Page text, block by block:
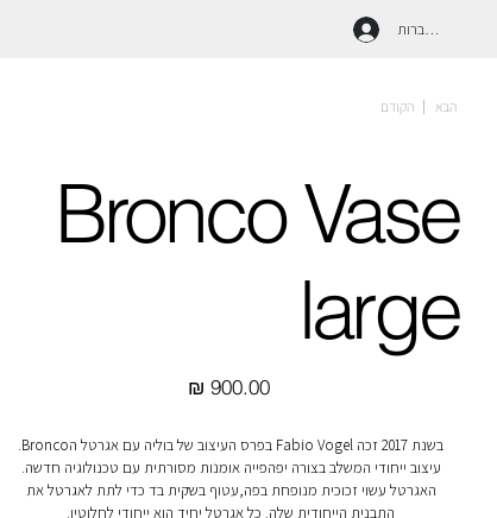
להתחברות
הקודם הבא
Bronco Vase
large
‏900.00 ‏₪
בשנת 2017 זכה Fabio Vogel בפרס העיצוב של בוליה עם אגרטל הBronco.
עיצוב ייחודי המשלב בצורה יפהפייה אומנות מסורתית עם טכנולוגיה חדשה.
האגרטל עשוי זכוכית מנופחת בפה,עטוף בשקית בד כדי לתת לאגרטל את
התבנית הייחודית שלה. כל אגרטל יחיד הוא ייחודי לחלוטין.